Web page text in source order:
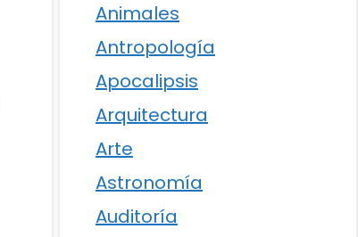
Animales
Antropología
Apocalipsis
Arquitectura
Arte
Astronomía
Auditoría